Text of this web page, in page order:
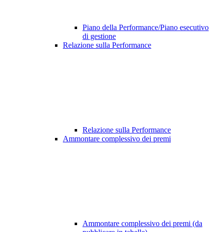
Piano della Performance/Piano esecutivo
di gestione
Relazione sulla Performance
Relazione sulla Performance
Ammontare complessivo dei premi
Ammontare complessivo dei premi (da